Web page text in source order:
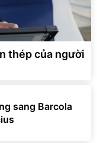
thép của người
sang Barcola